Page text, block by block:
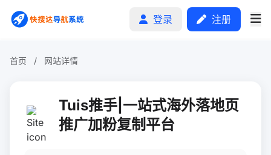
登录 注册
分类排行
首页 / 网站详情
Tuis推手|一站式海外落地页
推广加粉复制平台